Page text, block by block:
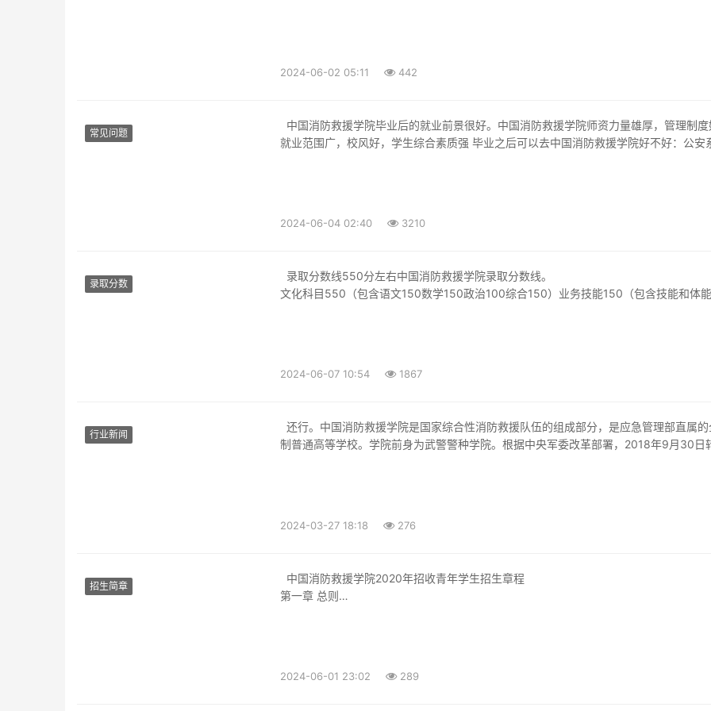
2024-06-02 05:11 442
常见问题
就业范围广，校风好，学生综合素质强 毕业之后可以去中国消防救援学院好不好：公安
2024-06-04 02:40 3210
录取分数
录取分数线550分左右中国消防救援学院录取分数线。
文化科目550（包含语文150数学150政治100综合150）业务技能150（包含技能和体
2024-06-07 10:54 1867
行业新闻
制普通高等学校。学院前身为武警警种学院。根据中央军委改革部署，2018年9月30日
2024-03-27 18:18 276
招生简章
中国消防救援学院2020年招收青年学生招生章程
第一章 总则
2024-06-01 23:02 289